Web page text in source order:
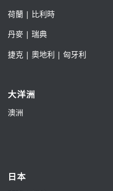
荷蘭| 比利時
丹麥| 瑞典
捷克| 奧地利 | 匈牙利
大洋洲
澳洲
日本